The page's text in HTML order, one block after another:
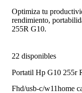
Optimiza tu
rendimiento,
255R G10.
22 disponibles
Portatil Hp G10 255r
Fhd/usb-c/w11home